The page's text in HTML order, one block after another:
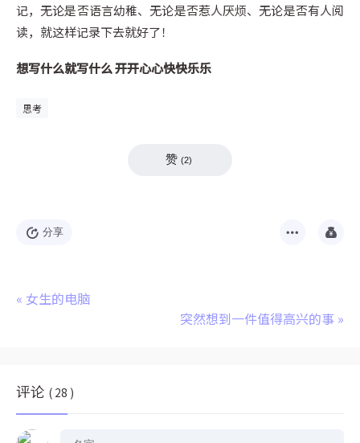
记，无论是否语言幼稚、无论是否惹人厌烦、无论是否有人阅
读，就这样记录下去就好了！
想写什么就写什么 开开心心快快乐乐
思考
赞 (2)
分享
« 女生的电脑
突然想到一件值得高兴的事 »
评论 ( 28 )